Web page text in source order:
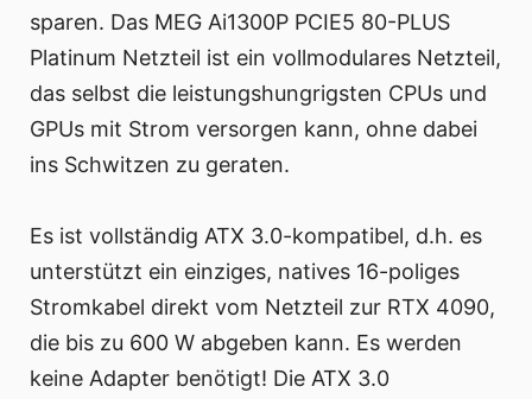
sparen. Das MEG Ai1300P PCIE5 80-PLUS
Platinum Netzteil ist ein vollmodulares Netzteil,
das selbst die leistungshungrigsten CPUs und
GPUs mit Strom versorgen kann, ohne dabei
ins Schwitzen zu geraten.
Es ist vollständig ATX 3.0-kompatibel, d.h. es
unterstützt ein einziges, natives 16-poliges
Stromkabel direkt vom Netzteil zur RTX 4090,
die bis zu 600 W abgeben kann. Es werden
keine Adapter benötigt! Die ATX 3.0